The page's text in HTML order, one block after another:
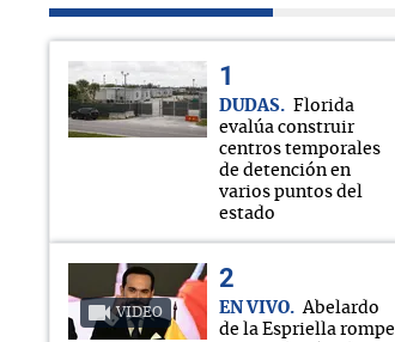
DUDAS
Florida
evalúa construir
centros temporales
de detención en
varios puntos del
estado
VIDEO EN VIVO
Abelardo
de la Espriella rompe